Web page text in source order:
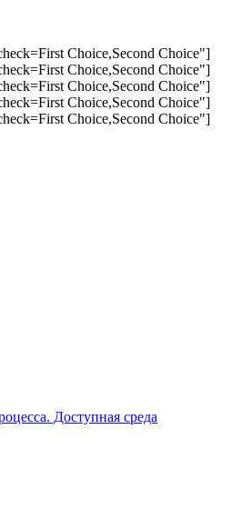
Choice,Second Choice"]
Choice,Second Choice"]
Choice,Second Choice"]
Choice,Second Choice"]
Choice,Second Choice"]
Доступная среда